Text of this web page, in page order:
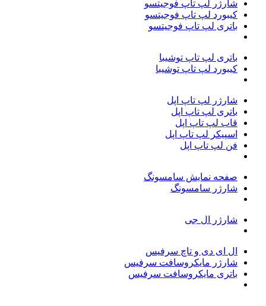
شارژر لپ تاپ فوجیتسو
کیبورد لپ تاپ فوجیتسو
باتری لپ تاپ فوجیتسو
باتری لپ تاپ توشیبا
کیبورد لپ تاپ توشیبا
شارژر لپ تاپ اپل
باتری لپ تاپ اپل
قاب لپ تاپ اپل
اسپیکر لپ تاپ اپل
فن لپ تاپ اپل
صفحه نمایش سامسونگ
شارژر سامسونگ
شارژر ال جی
ال ای دی و تاچ سرفیس
شارژر مایکروسافت سرفیس
باتری مایکروسافت سرفیس